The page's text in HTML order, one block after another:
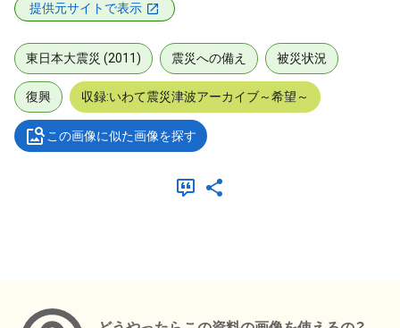
提供元サイトで表示
東日本大震災 (2011) 震災への備え 被災状況
復興 収録:いわて震災津波アーカイブ～希望～
この画像に似た画像を探す